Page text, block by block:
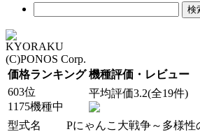
KYORAKU
(C)PONOS Corp.
価格ランキング 機種評価・レビュー
603位
1175機種中
平均評価3.2(全19件)
型式名
Pにゃんこ大戦争～多様性